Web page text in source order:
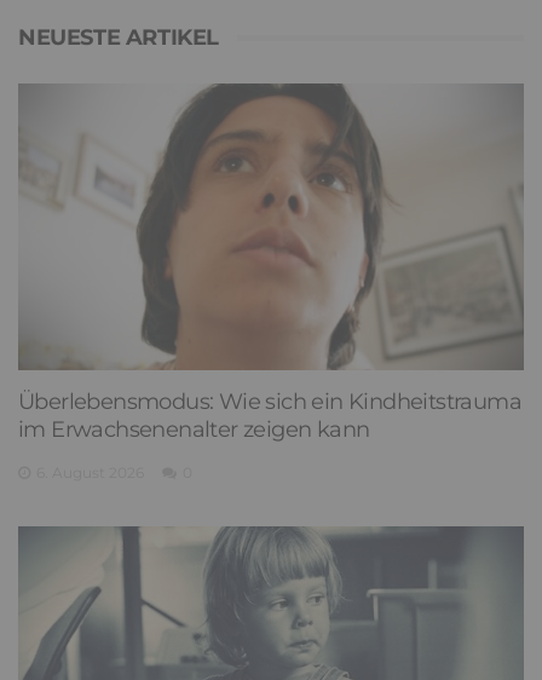
NEUESTE ARTIKEL
Überlebensmodus: Wie sich ein Kindheitstrauma
im Erwachsenenalter zeigen kann